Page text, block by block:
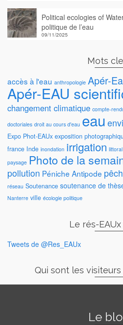
Political ecologies of
politique de l’eau
09/11/2025
Mots
accès à l'eau anthropologie Apér-
Apér-EAU
changement climatique compte-
doctoriales droit au cours d'eau eau
Expo Phot-EAUx exposition
france Inde inondation irrigation littoral
paysage Photo de la
pollution Péniche Antipode
réseau Soutenance soutenance de
Nanterre ville écologie politique
Le rés-
Tweets de @Res_EAUx
Qui sont les visiteurs
Le